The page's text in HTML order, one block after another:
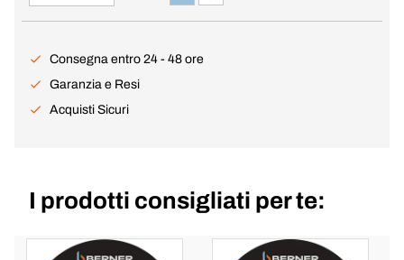
Consegna entro 24 - 48 ore
Garanzia e Resi
Acquisti Sicuri
I prodotti consigliati per te: